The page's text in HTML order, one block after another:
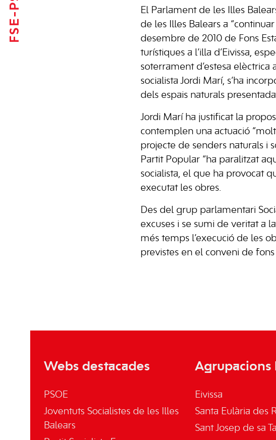
El Parlament de les Illes
de les Illes Balears a
desembre de 2010 de Fons
turístiques a l’illa d’Eivissa,
soterrament d’estesa elèctrica
socialista Jordi Marí, s’ha
dels espais naturals
Jordi Marí ha justificat la
contemplen una actuació
projecte de senders naturals i
Partit Popular “ha paralitzat
socialista, el que ha provocat
executat les obres.
Des del grup parlamentari
excuses i se sumi de veritat a
més temps l’execució de les
previstes en el conveni de fons
Webs destacades
PSOE
Joventuts Socialistes de les Illes
Balears
Agrupacions
Eivissa
Santa Eulària des
Sant Josep de sa